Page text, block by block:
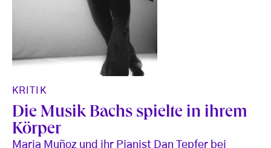
KRITIK
Die Musik Bachs spielte in ihrem
Körper
Maria Muñoz und ihr Pianist Dan Tepfer bei